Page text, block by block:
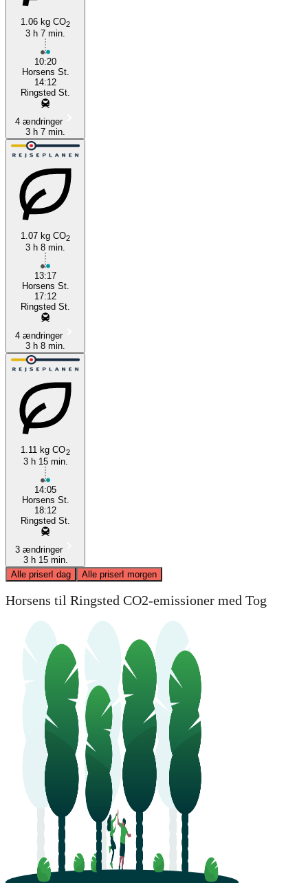
1.06 kg CO2
3 h 7 min.
10:20
Horsens St.
14:12
Ringsted St.
4 ændringer
3 h 7 min.
1.07 kg CO2
3 h 8 min.
13:17
Horsens St.
17:12
Ringsted St.
4 ændringer
3 h 8 min.
1.11 kg CO2
3 h 15 min.
14:05
Horsens St.
18:12
Ringsted St.
3 ændringer
3 h 15 min.
Alle priserI dag Alle priserI morgen
Horsens til Ringsted CO2-emissioner med Tog